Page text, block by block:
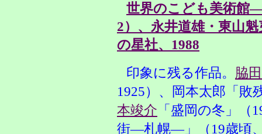
世界のこども美術館
2）、永井道雄・東山
の星社、1988
印象に残る作品。 脇
1925）、岡本太郎「敗
本竣介 「盛岡の冬」（
街—札幌—」（19歳頃